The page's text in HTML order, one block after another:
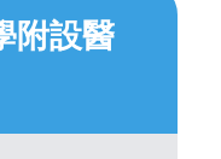
附設醫